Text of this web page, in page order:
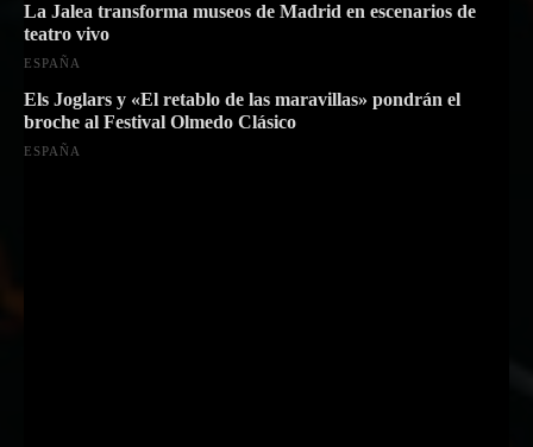
La Jalea transforma museos de Madrid en escenarios de
teatro vivo
ESPAÑA
Els Joglars y «El retablo de las maravillas» pondrán el
broche al Festival Olmedo Clásico
ESPAÑA